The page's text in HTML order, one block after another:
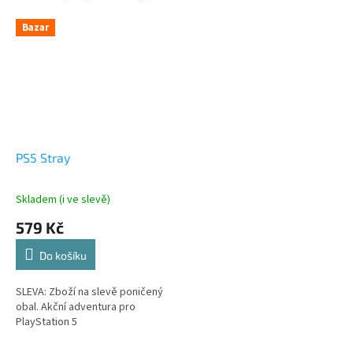
Bazar
PS5 Stray
Skladem (i ve slevě)
579 Kč
Do košíku
SLEVA: Zboží na slevě poničený
obal. Akční adventura pro
PlayStation 5